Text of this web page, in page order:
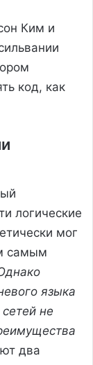
Ким и
код, как
логические
мог
самым
языка
не
два